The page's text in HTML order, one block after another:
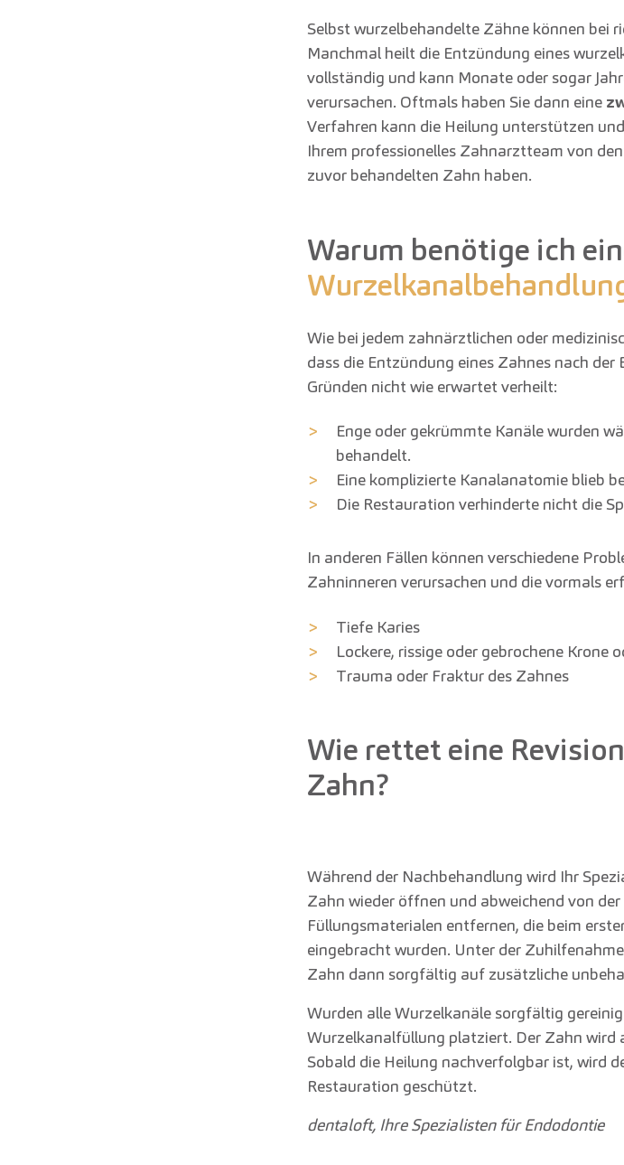
Selbst wurzelbehandelte Zähne können bei
Manchmal heilt die Entzündung eines
vollständig und kann Monate oder sogar
verursachen. Oftmals haben Sie dann eine
Verfahren kann die Heilung unterstützen
Ihrem professionelles Zahnarztteam von
zuvor behandelten Zahn haben.
Warum benötige ich
Wie bei jedem zahnärztlichen oder
dass die Entzündung eines Zahnes nach
Gründen nicht wie erwartet verheilt:
Enge oder gekrümmte Kanäle wurden
behandelt.
Eine komplizierte Kanalanatomie blieb
Die Restauration verhinderte nicht die
In anderen Fällen können verschiedene
Zahninneren verursachen und die vormals
Tiefe Karies
Lockere, rissige oder gebrochene Krone
Trauma oder Fraktur des Zahnes
Wie rettet eine
Zahn?
Während der Nachbehandlung wird Ihr
Zahn wieder öffnen und abweichend von der
Füllungsmaterialen entfernen, die beim
eingebracht wurden. Unter der
Zahn dann sorgfältig auf zusätzliche
Wurden alle Wurzelkanäle sorgfältig
Wurzelkanalfüllung platziert. Der Zahn wird
Sobald die Heilung nachverfolgbar ist, wird
Restauration geschützt.
dentaloft, Ihre Spezialisten für Endodontie